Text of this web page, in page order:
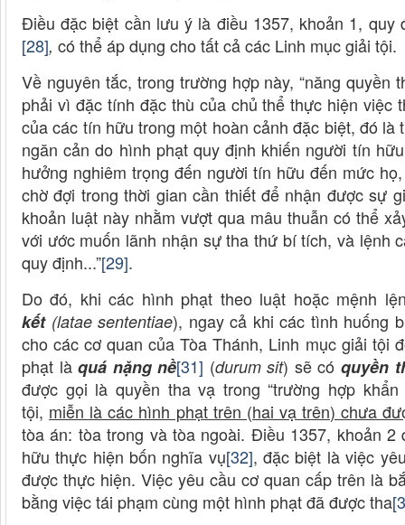
Điều đặc biệt cần lưu ý là điều 1357, khoản 1, quy
[28], có thể áp dụng cho tất cả các Linh mục giải tội.
Về nguyên tắc, trong trường hợp này, “năng
phải vì đặc tính đặc thù của chủ thể thực hiện
của các tín hữu trong một hoàn cảnh đặc biệt, đó
ngăn cản do hình phạt quy định khiến người tín
hưởng nghiêm trọng đến người tín hữu đến mức
chờ đợi trong thời gian cần thiết để nhận được sự
khoản luật này nhằm vượt qua mâu thuẫn có thể
với ước muốn lãnh nhận sự tha thứ bí tích, và lệnh
quy định...”[29].
Do đó, khi các hình phạt theo luật hoặc mệnh
kết (latae sententiae), ngay cả khi các tình huống
cho các cơ quan của Tòa Thánh, Linh mục giải tội
phạt làquá nặng nề[31] (durum sit) sẽ có quyền
được gọi là quyền tha vạ trong “trường hợp
tội, miễn là các hình phạt trên (hai vạ trên) chưa
tòa án: tòa trong và tòa ngoài. Điều 1357, khoản
hữu thực hiện bốn nghĩa vụ[32], đặc biệt là việc
được thực hiện. Việc yêu cầu cơ quan cấp trên là
bằng việc tái phạm cùng một hình phạt đã được tha